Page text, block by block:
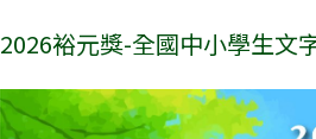
2026裕元獎-全國中小學生文